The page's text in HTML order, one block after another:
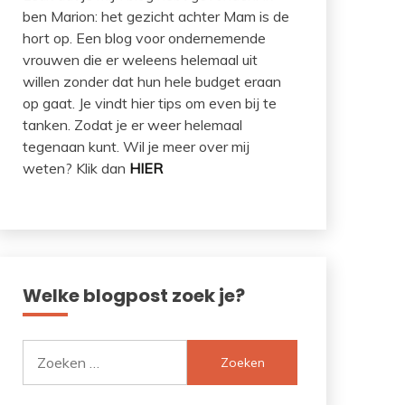
ben Marion: het gezicht achter Mam is de
hort op. Een blog voor ondernemende
vrouwen die er weleens helemaal uit
willen zonder dat hun hele budget eraan
op gaat. Je vindt hier tips om even bij te
tanken. Zodat je er weer helemaal
tegenaan kunt. Wil je meer over mij
weten? Klik dan HIER
Welke blogpost zoek je?
naar: